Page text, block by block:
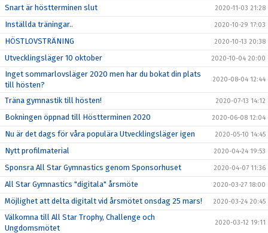
Snart är höstterminen slut 2020-11-03 21:28
Inställda träningar.. 2020-10-29 17:03
HÖSTLOVSTRÄNING 2020-10-13 20:38
Utvecklingsläger 10 oktober 2020-10-04 20:00
Inget sommarlovsläger 2020 men har du bokat din plats
till hösten?
2020-08-04 12:44
Träna gymnastik till hösten! 2020-07-13 14:12
Bokningen öppnad till Höstterminen 2020 2020-06-08 12:04
Nu är det dags för våra populära Utvecklingsläger igen 2020-05-10 14:45
Nytt profilmaterial 2020-04-24 19:53
Sponsra All Star Gymnastics genom Sponsorhuset 2020-04-07 11:36
All Star Gymnastics "digitala" årsmöte 2020-03-27 18:00
Möjlighet att delta digitalt vid årsmötet onsdag 25 mars! 2020-03-24 20:45
Välkomna till All Star Trophy, Challenge och
Ungdomsmötet
2020-03-12 19:11